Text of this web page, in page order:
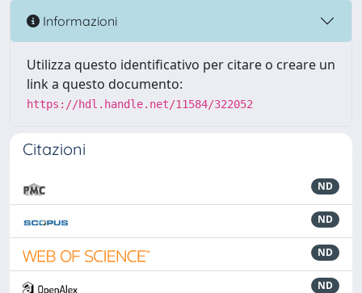
Informazioni
Utilizza questo identificativo per citare o creare un
link a questo documento:
https://hdl.handle.net/11584/322052
Citazioni
ND
ND
ND
ND